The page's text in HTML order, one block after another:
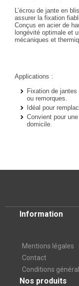
L’écrou de jante en
assurer la fixation
Conçus en acier de
longévité optimale et
mécaniques et
Applications :
Fixation de jantes
ou remorques.
Idéal pour
Convient pour
domicile.
Information
Mentions légales
Contact
Conditions
Nos produits